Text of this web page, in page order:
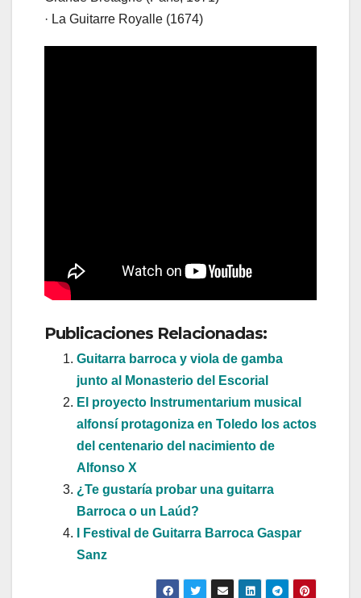
· La Guitarre Royalle (1674)
Publicaciones Relacionadas:
Guitarra barroca y viola de gamba
junto al Monasterio del Escorial
El proyecto Instrumentarium musical
alfonsí protagoniza en Toledo los actos
del centenario del nacimiento de
Alfonso X
¿Te gustaría probar una guitarra
Barroca o un Laúd?
I Festival de Guitarra Barroca Gaspar
Sanz